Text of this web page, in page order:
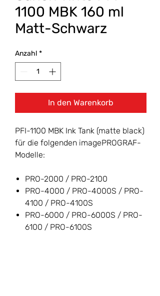
1100 MBK 160 ml
Matt-Schwarz
Anzahl *
In den Warenkorb
PFI-1100 MBK Ink Tank (matte black)
für die folgenden imagePROGRAF-
Modelle:
PRO-2000 / PRO-2100
PRO-4000 / PRO-4000S / PRO-
4100 / PRO-4100S
PRO-6000 / PRO-6000S / PRO-
6100 / PRO-6100S